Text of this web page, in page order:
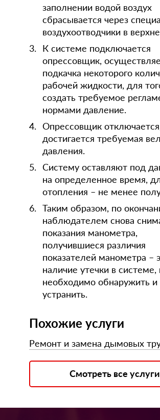
заполнении водой воздух
сбрасывается через
воздухоотводчики в
К системе подключается
опрессовщик,
подкачка некоторого
рабочей жидкости, для
создать требуемое
нормами давление.
Опрессовщик
достигается требуемая
давления.
Систему оставляют под
на определенное время,
отопления – не менее
Таким образом, по
наблюдателем снова
показания манометра,
получившиеся различия
показателей манометра –
наличие утечки в
необходимо обнаружить и
устранить.
Похожие услуги
Ремонт и замена дымовых
Смотреть все услуги